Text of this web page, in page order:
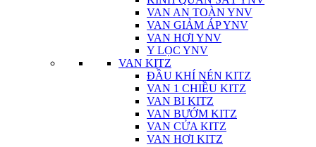
VAN AN TOÀN YNV
VAN GIẢM ÁP YNV
VAN HƠI YNV
Y LỌC YNV
VAN KITZ
ĐẦU KHÍ NÉN KITZ
VAN 1 CHIỀU KITZ
VAN BI KITZ
VAN BƯỚM KITZ
VAN CỬA KITZ
VAN HƠI KITZ